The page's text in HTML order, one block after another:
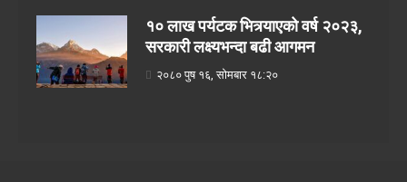
१० लाख पर्यटक भित्र्याएको वर्ष २०२३,
सरकारी लक्ष्यभन्दा बढी आगमन
२०८० पुष १६, सोमबार १८:२०